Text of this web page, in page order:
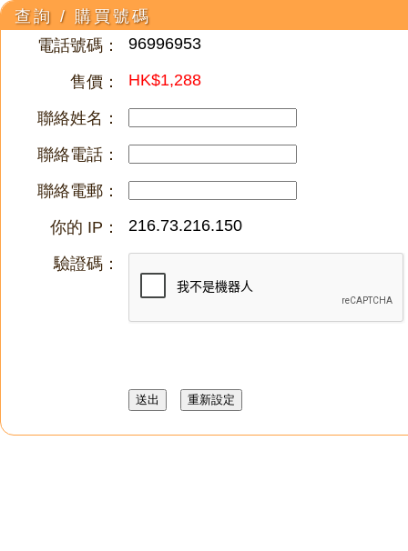
查詢 / 購買號碼
電話號碼：
96996953
售價： HK$1,288
聯絡姓名：
聯絡電話：
聯絡電郵：
你的 IP：
216.73.216.150
驗證碼：